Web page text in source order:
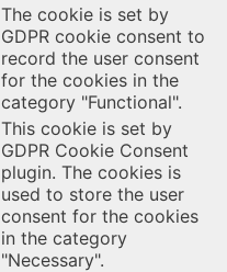
The cookie is set by
GDPR cookie consent to
record the user consent
for the cookies in the
category "Functional".
This cookie is set by
GDPR Cookie Consent
plugin. The cookies is
used to store the user
consent for the cookies
in the category
"Necessary".